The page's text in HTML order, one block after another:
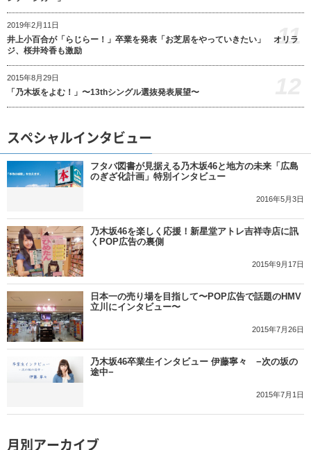
2019年2月11日
井上小百合が「らじらー！」卒業を発表「お芝居をやっていきたい」 オリラ
ジ、桜井玲香も激励
11
2015年8月29日
「乃木坂をよむ！」〜13thシングル選抜発表展望〜
スペシャルインタビュー
フタバ図書が見据える乃木坂46と地方の未来「広島
のぎざ化計画」特別インタビュー
2016年5月3日
乃木坂46を楽しく応援！新星堂アトレ吉祥寺店に訊
くPOP広告の裏側
2015年9月17日
日本一の売り場を目指して〜POP広告で話題のHMV
立川にインタビュー〜
2015年7月26日
乃木坂46卒業生インタビュー 伊藤寧々 −次の坂の
途中−
2015年7月1日
月別アーカイブ